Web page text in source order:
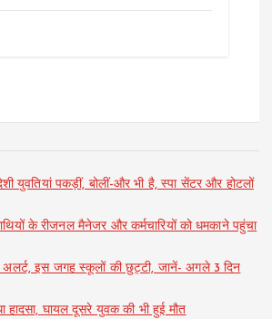
युवतियां पकड़ीं, बोलीं-और भी है, स्पा सेंटर और होटलों
के रीजनल मैनेजर और कर्मचारियों को धमकाने पहुंचा
अलर्ट, इस जगह स्कूलों की छुट्टी, जानें- अगले 3 दिन
हादसा, घायल दूसरे युवक की भी हुई मौत